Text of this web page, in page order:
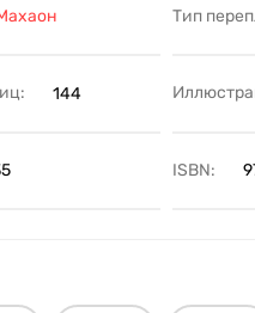
Тип
144
ISBN: